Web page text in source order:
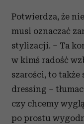
Potwierdza, że
musi oznaczać
stylizacji. – Ta
w kimś radość
szarości, to także
dressing –
czy chcemy
po prostu